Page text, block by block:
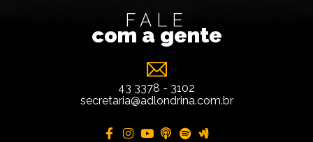
FALE
com a gente
43 3378 - 3102
secretaria@adlondrina.com.br